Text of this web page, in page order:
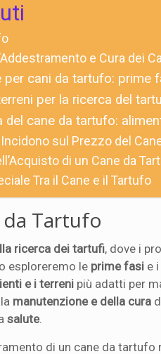
e Cura dei
cani da tartufo: prime
per la ricerca del
del cane da tartufo:
sul Prezzo del
di un Cane da
Tra il Cane e il Tartufo
Tartufo
ricerca dei tartufi, dove i
esploreremo le prime fasi e
e i terreni più adatti per
manutenzione e della cura
salute.
di un cane da